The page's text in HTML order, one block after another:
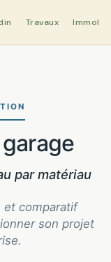
Travaux
garage
par matériau
et comparatif
son projet